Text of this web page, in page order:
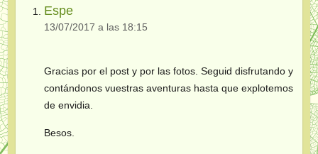
Espe
13/07/2017 a las 18:15
Gracias por el post y por las fotos. Seguid disfrutando y
contándonos vuestras aventuras hasta que explotemos
de envidia.
Besos.